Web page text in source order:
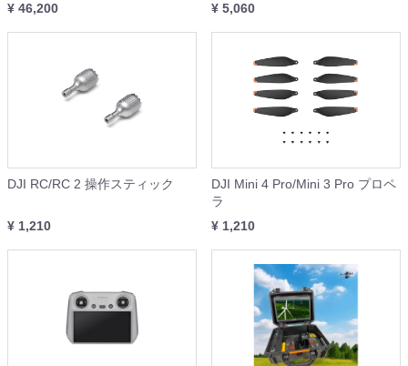
¥ 46,200
¥ 5,060
DJI RC/RC 2 操作スティック
¥ 1,210
DJI Mini 4 Pro/Mini 3 Pro プロペ
ラ
¥ 1,210